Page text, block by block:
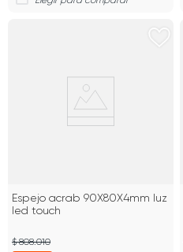
Espejo acrab 90X80X4mm luz
led touch
$ 808.010